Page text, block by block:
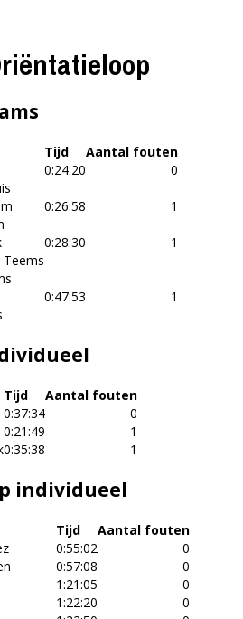
Tijd
Aantal fouten
0:24:20
0
0:26:58
1
0:28:30
1
0:47:53
1
Tijd
Aantal fouten
0:37:34
0
0:21:49
1
0:35:38 1
individueel
Tijd
Aantal fouten
0:55:02
0
0:57:08
0
1:21:05
0
1:22:20
0